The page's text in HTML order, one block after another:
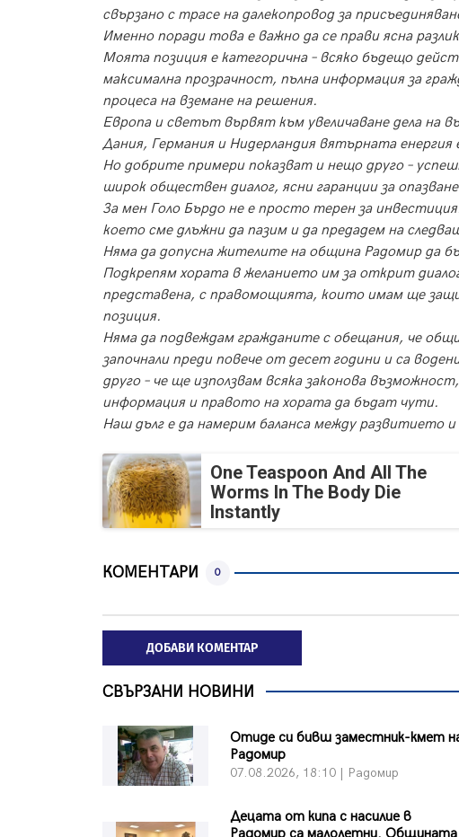
свързано с трасе на далекопровод за
Именно поради това е важно да се прави ясна
Моята позиция е категорична – всяко бъдещо
максимална прозрачност, пълна информация за
процеса на вземане на решения.
Европа и светът вървят към увеличаване дела на
Дания, Германия и Нидерландия вятърната
Но добрите примери показват и нещо друго –
широк обществен диалог, ясни гаранции за
За мен Голо Бърдо не е просто терен за
което сме длъжни да пазим и да предадем на
Няма да допусна жителите на община Радомир да
Подкрепям хората в желанието им за открит
представена, с правомощията, които имам ще
позиция.
Няма да подвеждам гражданите с обещания, че
започнали преди повече от десет години и са
друго – че ще използвам всяка законова
информация и правото на хората да бъдат чути.
Наш дълг е да намерим баланса между развитието
One Teaspoon And All The
Worms In The Body Die
Instantly
КОМЕНТАРИ 0
ДОБАВИ КОМЕНТАР
СВЪРЗАНИ НОВИНИ
Отиде си бивш заместник-кмет
Радомир
07.08.2026, 18:10 | Радомир
Децата от кипа с насилие в
Радомир са малолетни. Общината